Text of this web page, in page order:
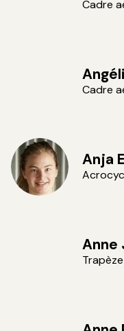
Cadre
Cadre
Anja
Anne